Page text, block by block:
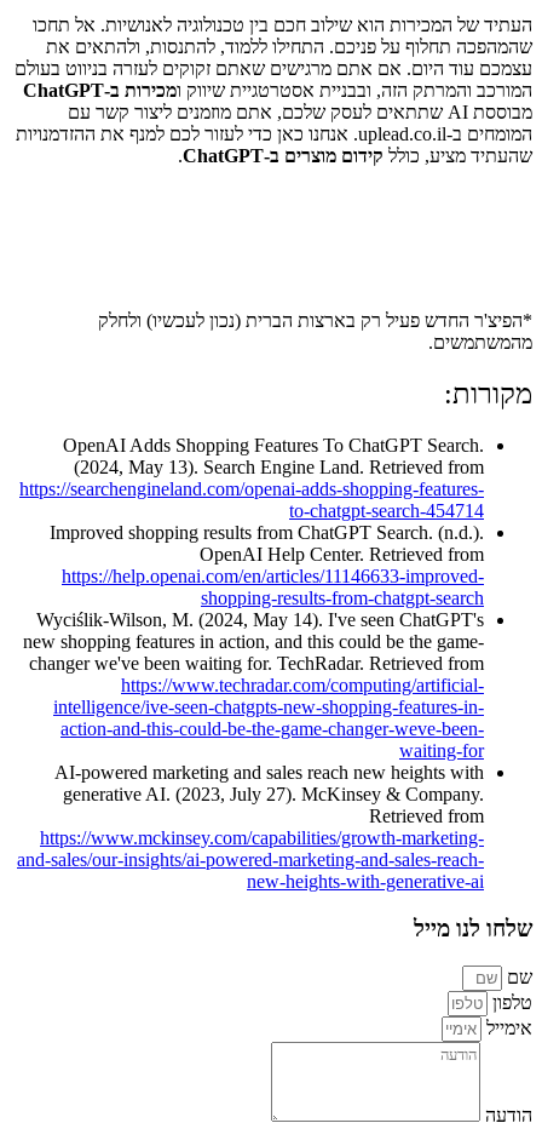
העתיד של המכירות הוא שילוב חכם בין טכנולוגיה לאנושיות. אל תחכו
שהמהפכה תחלוף על פניכם. התחילו ללמוד, להתנסות, ולהתאים את
עצמכם עוד היום. אם אתם מרגישים שאתם זקוקים לעזרה בניווט בעולם
המורכב והמרתק הזה, ובבניית אסטרטגיית שיווק ומכירות ב-ChatGPT
מבוססת AI שתתאים לעסק שלכם, אתם מוזמנים ליצור קשר עם
המומחים ב-uplead.co.il. אנחנו כאן כדי לעזור לכם למנף את ההזדמנויות
שהעתיד מציע, כולל קידום מוצרים ב-ChatGPT .
*הפיצ'ר החדש פעיל רק בארצות הברית (נכון לעכשיו) ולחלק
מהמשתמשים.
מקורות:
OpenAI Adds Shopping Features To ChatGPT Search.
(2024, May 13). Search Engine Land. Retrieved from
https://searchengineland.com/openai-adds-shopping-features-
to-chatgpt-search-454714
Improved shopping results from ChatGPT Search. (n.d.).
OpenAI Help Center. Retrieved from
https://help.openai.com/en/articles/11146633-improved-
shopping-results-from-chatgpt-search
Wyciślik-Wilson, M. (2024, May 14). I've seen ChatGPT's
new shopping features in action, and this could be the game-
changer we've been waiting for. TechRadar. Retrieved from
https://www.techradar.com/computing/artificial-
intelligence/ive-seen-chatgpts-new-shopping-features-in-
action-and-this-could-be-the-game-changer-weve-been-
waiting-for
AI-powered marketing and sales reach new heights with
generative AI. (2023, July 27). McKinsey & Company.
Retrieved from
https://www.mckinsey.com/capabilities/growth-marketing-
and-sales/our-insights/ai-powered-marketing-and-sales-reach-
new-heights-with-generative-ai
שלחו לנו מייל
שם
טלפון
אימייל
הודעה